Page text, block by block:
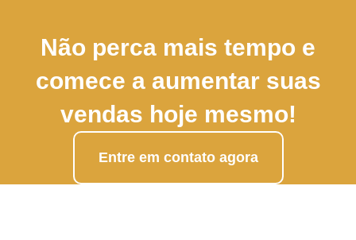
Não perca mais tempo e
comece a aumentar suas
vendas hoje mesmo!
Entre em contato agora